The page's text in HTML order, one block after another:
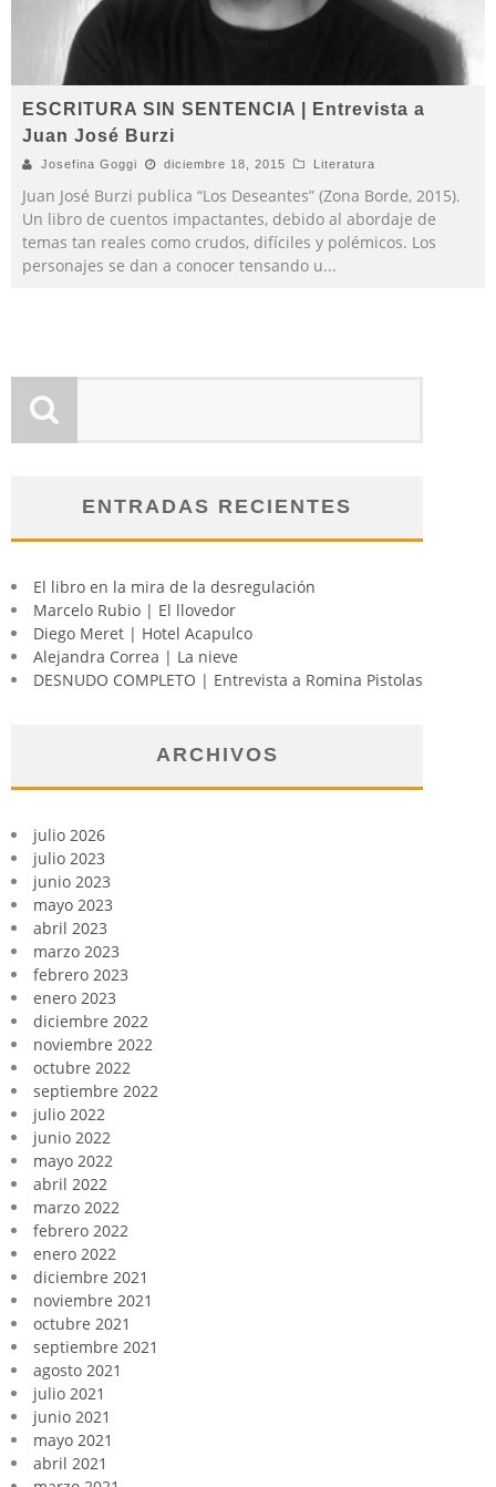
ESCRITURA SIN SENTENCIA | Entrevista a
Juan José Burzi
Josefina Goggi diciembre 18, 2015 Literatura
Juan José Burzi publica “Los Deseantes” (Zona Borde, 2015).
Un libro de cuentos impactantes, debido al abordaje de
temas tan reales como crudos, difíciles y polémicos. Los
personajes se dan a conocer tensando u...
ENTRADAS RECIENTES
El libro en la mira de la desregulación
Marcelo Rubio | El llovedor
Diego Meret | Hotel Acapulco
Alejandra Correa | La nieve
DESNUDO COMPLETO | Entrevista a Romina Pistolas
ARCHIVOS
julio 2026
julio 2023
junio 2023
mayo 2023
abril 2023
marzo 2023
febrero 2023
enero 2023
diciembre 2022
noviembre 2022
octubre 2022
septiembre 2022
julio 2022
junio 2022
mayo 2022
abril 2022
marzo 2022
febrero 2022
enero 2022
diciembre 2021
noviembre 2021
octubre 2021
septiembre 2021
agosto 2021
julio 2021
junio 2021
mayo 2021
abril 2021